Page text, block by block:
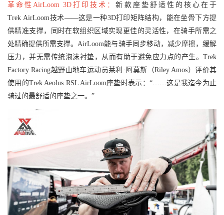
革命性AirLoom 3D打印技术：新款座垫舒适性的核心在于
Trek AirLoom技术——这是一种3D打印矩阵结构，能在坐骨下方提
供精准支撑，同时在软组织区域实现更佳的灵活性，在骑手所需之
处精确提供所需支撑。AirLoom能与骑手同步移动，减少摩擦，缓解
压力，并无需传统泡沫衬垫，从而有助于避免应力点的产生。Trek
Factory Racing越野山地车运动员莱利·阿莫斯（Riley Amos）评价其
使用的Trek Aeolus RSL AirLoom座垫时表示：“……这是我迄今为止
骑过的最舒适的座垫之一。”